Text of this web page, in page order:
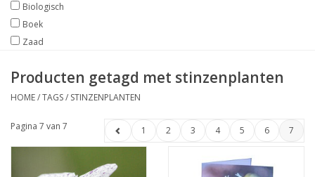
Biologisch
Boek
Zaad
Producten getagd met stinzenplanten
HOME/TAGS/ STINZENPLANTEN
Pagina 7 van 7 1 2 3 4 5 6 7